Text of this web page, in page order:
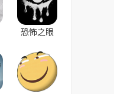
恐怖之眼
卓版